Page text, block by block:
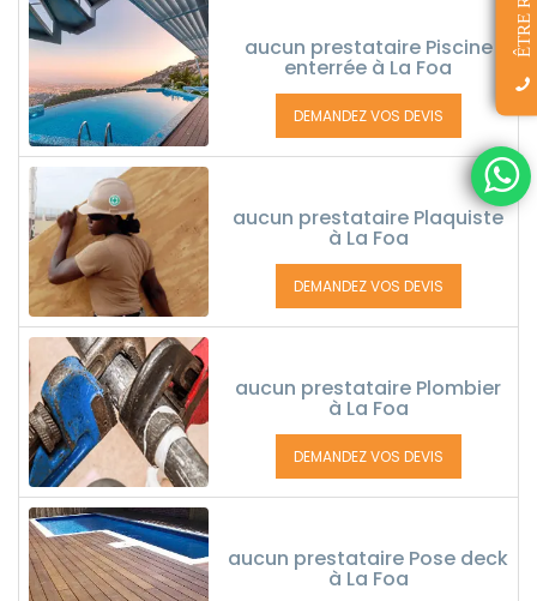
aucun prestataire Piscine
enterrée à La Foa
DEMANDEZ VOS DEVIS
aucun prestataire Plaquiste
à La Foa
DEMANDEZ VOS DEVIS
aucun prestataire Plombier
à La Foa
DEMANDEZ VOS DEVIS
aucun prestataire Pose deck
à La Foa